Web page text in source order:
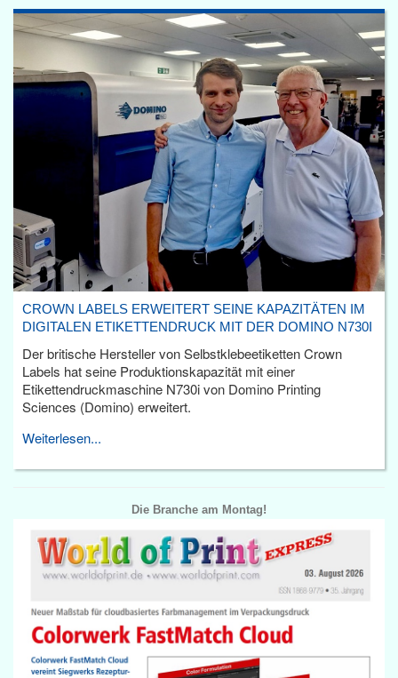
CROWN LABELS ERWEITERT SEINE KAPAZITÄTEN IM
DIGITALEN ETIKETTENDRUCK MIT DER DOMINO N730I
Der britische Hersteller von Selbstklebeetiketten Crown
Labels hat seine Produktionskapazität mit einer
Etikettendruckmaschine N730i von Domino Printing
Sciences (Domino) erweitert.
Weiterlesen...
Die Branche am Montag!